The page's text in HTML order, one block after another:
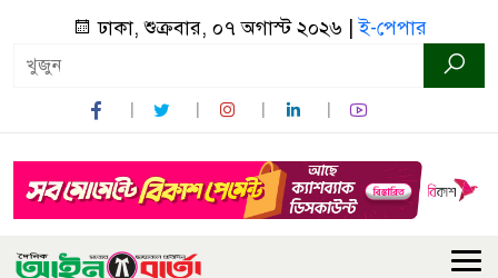
ঢাকা, শুক্রবার, ০৭ অগাস্ট ২০২৬ |ই-পেপার